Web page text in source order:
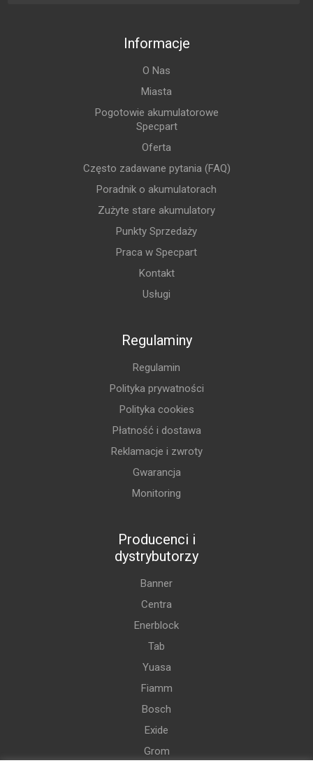
Informacje
O Nas
Miasta
Pogotowie akumulatorowe
Specpart
Oferta
Często zadawane pytania (FAQ)
Poradnik o akumulatorach
Zużyte stare akumulatory
Punkty Sprzedaży
Praca w Specpart
Kontakt
Usługi
Regulaminy
Regulamin
Polityka prywatności
Polityka cookies
Płatność i dostawa
Reklamacje i zwroty
Gwarancja
Monitoring
Producenci i
dystrybutorzy
Banner
Centra
Enerblock
Tab
Yuasa
Fiamm
Bosch
Exide
Grom